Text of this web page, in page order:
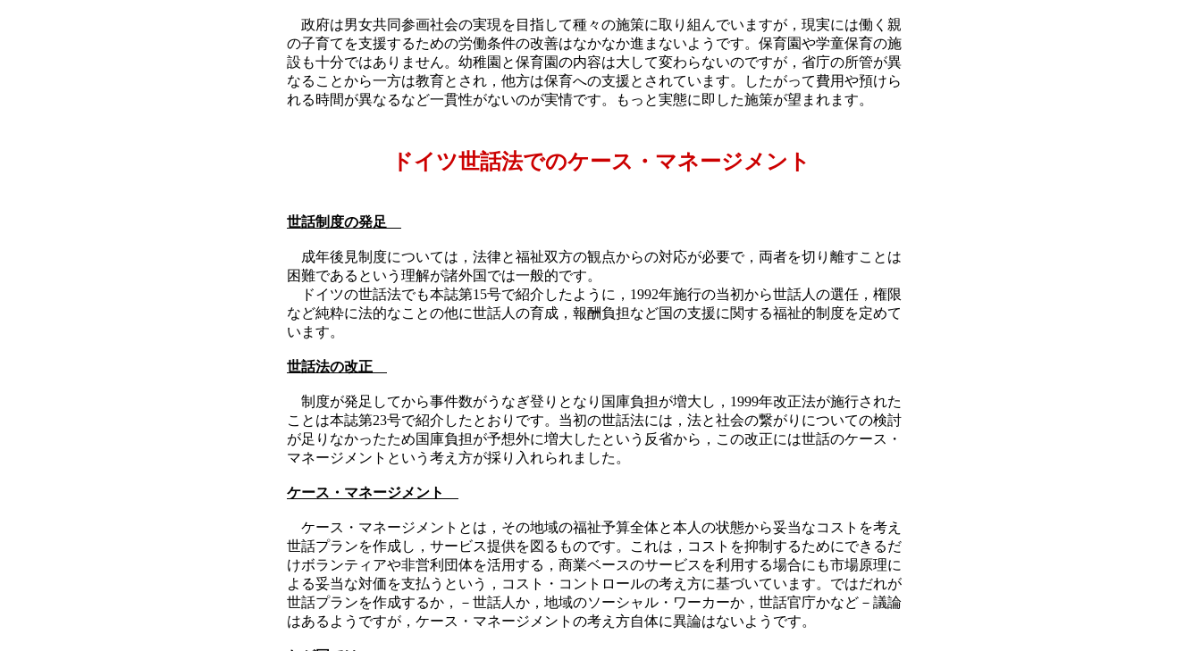
政府は男女共同参画社会の実現を目指して種々の施策に取り組んでいますが，現実には働く親
の子育てを支援するための労働条件の改善はなかなか進まないようです。保育園や学童保育の施
設も十分ではありません。幼稚園と保育園の内容は大して変わらないのですが，省庁の所管が異
なることから一方は教育とされ，他方は保育への支援とされています。したがって費用や預けら
れる時間が異なるなど一貫性がないのが実情です。もっと実態に即した施策が望まれます。
ドイツ世話法でのケース・マネージメント
世話制度の発足
成年後見制度については，法律と福祉双方の観点からの対応が必要で，両者を切り離すことは
困難であるという理解が諸外国では一般的です。
ドイツの世話法でも本誌第15号で紹介したように，1992年施行の当初から世話人の選任，権限
など純粋に法的なことの他に世話人の育成，報酬負担など国の支援に関する福祉的制度を定めて
います。
世話法の改正
制度が発足してから事件数がうなぎ登りとなり国庫負担が増大し，1999年改正法が施行された
ことは本誌第23号で紹介したとおりです。当初の世話法には，法と社会の繋がりについての検討
が足りなかったため国庫負担が予想外に増大したという反省から，この改正には世話のケース・
マネージメントという考え方が採り入れられました。
ケース・マネージメント
ケース・マネージメントとは，その地域の福祉予算全体と本人の状態から妥当なコストを考え
世話プランを作成し，サービス提供を図るものです。これは，コストを抑制するためにできるだ
けボランティアや非営利団体を活用する，商業ベースのサービスを利用する場合にも市場原理に
よる妥当な対価を支払うという，コスト・コントロールの考え方に基づいています。ではだれが
世話プランを作成するか，－世話人か，地域のソーシャル・ワーカーか，世話官庁かなど－議論
はあるようですが，ケース・マネージメントの考え方自体に異論はないようです。